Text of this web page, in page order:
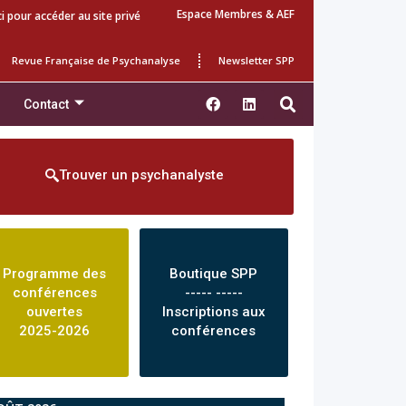
pour accéder au site privé Espace Membres & AEF
Revue Française de Psychanalyse Newsletter SPP
Contact
Trouver un psychanalyste
Programme des
conférences
ouvertes
2025-2026
Boutique SPP
----- -----
Inscriptions aux
conférences